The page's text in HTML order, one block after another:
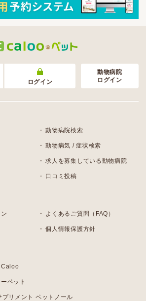
ログイン
動物病院
ログイン
動物病院検索
動物病気 / 症状検索
求人を募集している動物病院
口コミ投稿
よくあるご質問（FAQ）
個人情報保護方針
Caloo
ペット
リメント ペットノール